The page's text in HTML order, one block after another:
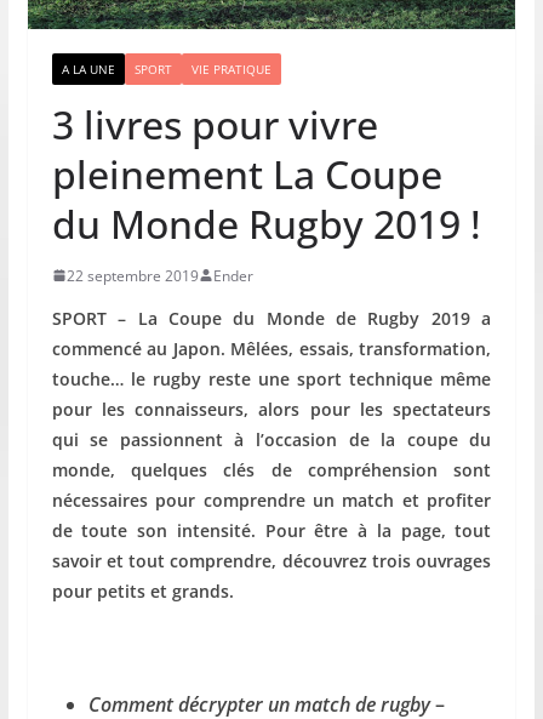
A LA UNE SPORT VIE PRATIQUE
3 livres pour vivre
pleinement La Coupe
du Monde Rugby 2019 !
22 septembre 2019 Ender
SPORT – La Coupe du Monde de Rugby 2019 a
commencé au Japon. Mêlées, essais, transformation,
touche… le rugby reste une sport technique même
pour les connaisseurs, alors pour les spectateurs
qui se passionnent à l’occasion de la coupe du
monde, quelques clés de compréhension sont
nécessaires pour comprendre un match et profiter
de toute son intensité. Pour être à la page, tout
savoir et tout comprendre, découvrez trois ouvrages
pour petits et grands.
Comment décrypter un match de rugby–